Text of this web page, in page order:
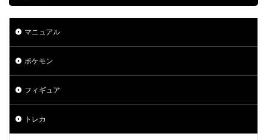
マニュアル
ポケモン
フィギュア
トレカ
海馬セット
発売スケジュール
発売一週間後
相場価格
真紅眼の黒竜
転売価格
遊戯王デュエルモンスターズ ミレニアムシーンズ